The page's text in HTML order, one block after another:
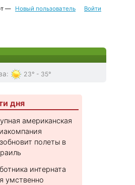
— Новый пользователь Войти
: 23° - 35°
дня
американская
полеты в
интерната
умственно